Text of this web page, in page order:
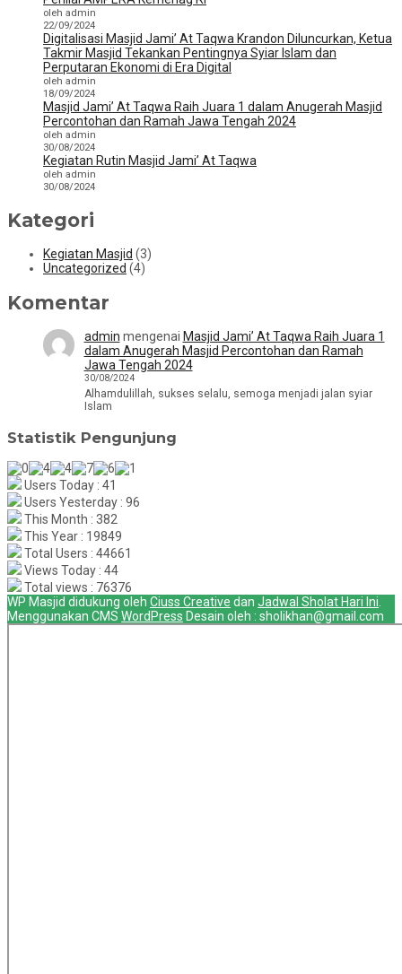
oleh admin
22/09/2024
Digitalisasi Masjid Jami’ At Taqwa Krandon Diluncurkan, Ketua
Takmir Masjid Tekankan Pentingnya Syiar Islam dan
Perputaran Ekonomi di Era Digital
oleh admin
18/09/2024
Masjid Jami’ At Taqwa Raih Juara 1 dalam Anugerah Masjid
Percontohan dan Ramah Jawa Tengah 2024
oleh admin
30/08/2024
Kegiatan Rutin Masjid Jami’ At Taqwa
oleh admin
30/08/2024
Kategori
Kegiatan Masjid (3)
Uncategorized (4)
Komentar
admin mengenai Masjid Jami’ At Taqwa Raih Juara 1
dalam Anugerah Masjid Percontohan dan Ramah
Jawa Tengah 2024
30/08/2024
Alhamdulillah, sukses selalu, semoga menjadi jalan syiar
Islam
Statistik Pengunjung
Users Today : 41
Users Yesterday : 96
This Month : 382
This Year : 19849
Total Users : 44661
Views Today : 44
Total views : 76376
WP Masjid didukung oleh Ciuss Creative dan Jadwal Sholat Hari Ini
Menggunakan CMS WordPress Desain oleh : sholikhan@gmail.com